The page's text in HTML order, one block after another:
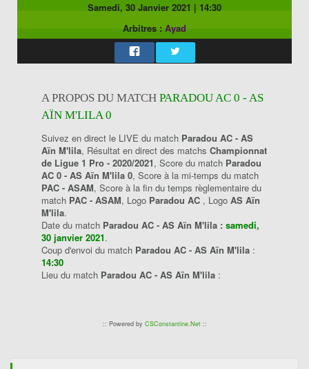
Samedi, 30 Janvier 2021 | 14:30
Arbitres : Ayad
A PROPOS DU MATCH PARADOU AC 0 - AS
AÏN M'LILA 0
Suivez en direct le LIVE du match Paradou AC - AS
Aïn M'lila, Résultat en direct des matchs Championnat
de Ligue 1 Pro - 2020/2021, Score du match Paradou
AC 0 - AS Aïn M'lila 0, Score à la mi-temps du match
PAC - ASAM, Score à la fin du temps règlementaire du
match PAC - ASAM, Logo Paradou AC , Logo AS Aïn
M'lila.
Date du match Paradou AC - AS Aïn M'lila : samedi,
30 janvier 2021.
Coup d'envoi du match Paradou AC - AS Aïn M'lila :
14:30
Lieu du match Paradou AC - AS Aïn M'lila :
:: Powered by CSConstantine.Net::